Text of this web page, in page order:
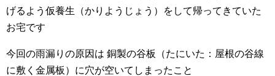
げるよう仮養生（かりようじょう）をして帰ってきていた
お宅です
今回の雨漏りの原因は 銅製の谷板（たにいた：屋根の谷線
に敷く金属板）に穴が空いてしまったこと